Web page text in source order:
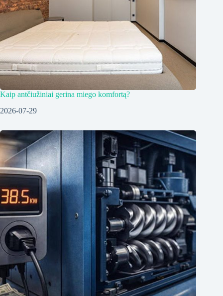
Kaip antčiužiniai gerina miego komfortą?
2026-07-29